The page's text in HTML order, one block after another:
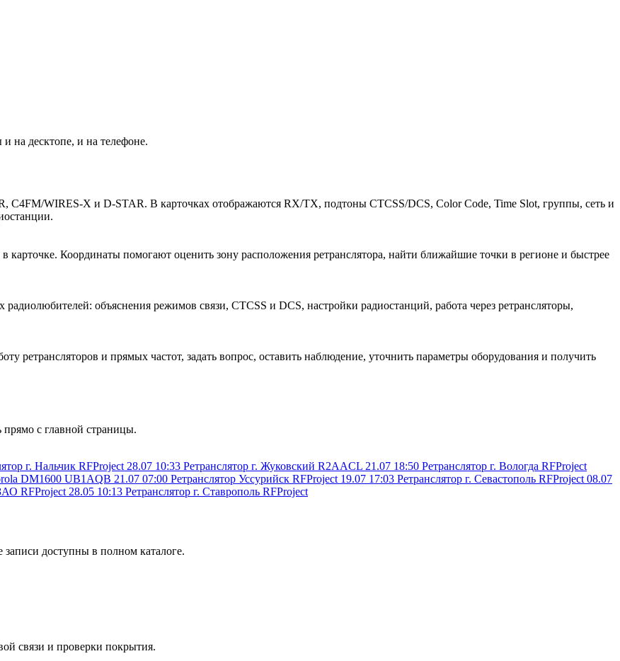
на десктопе, и на телефоне.
C4FM/WIRES-X и D-STAR. В карточках отображаются RX/TX, подтоны CTCSS/DCS, Color Code, Time Slot, группы, сеть и
карточке. Координаты помогают оценить зону расположения ретранслятора, найти ближайшие точки в регионе и быстрее
объяснения режимов связи, CTCSS и DCS, настройки радиостанций, работа через ретрансляторы,
ретрансляторов и прямых частот, задать вопрос, оставить наблюдение, уточнить параметры оборудования и получить
с главной страницы.
г. Нальчик RFProject 28.07 10:33 Ретранслятор г. Жуковский R2AACL 21.07 18:50 Ретранслятор г. Вологда RFProject
DM1600 UB1AQB 21.07 07:00 Ретранслятор Уссурийск RFProject 19.07 17:03 Ретранслятор г. Севастополь RFProject 08.07
RFProject 28.05 10:13 Ретранслятор г. Ставрополь RFProject
доступны в полном каталоге.
связи и проверки покрытия.